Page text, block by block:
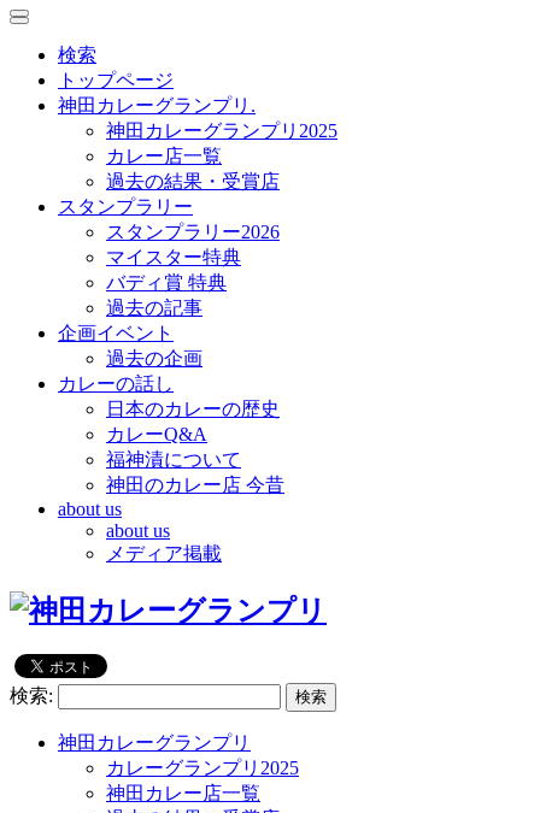
toggle
toggle
navigation
検索
トップページ
神田カレーグランプリ.
神田カレーグランプリ2025
カレー店一覧
過去の結果・受賞店
スタンプラリー
スタンプラリー2026
マイスター特典
バディ賞 特典
過去の記事
企画イベント
過去の企画
カレーの話し
日本のカレーの歴史
カレーQ&A
福神漬について
神田のカレー店 今昔
about us
about us
メディア掲載
検索:
神田カレーグランプリ
カレーグランプリ2025
神田カレー店一覧